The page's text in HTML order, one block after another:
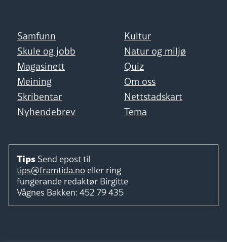
Samfunn
Kultur
Skule og jobb
Natur og miljø
Magasinett
Quiz
Meining
Om oss
Skribentar
Nettstadskart
Nyhendebrev
Tema
Tips Send epost til
tips@framtida.no eller ring
fungerande redaktør Birgitte
Vågnes Bakken: 452 79 435